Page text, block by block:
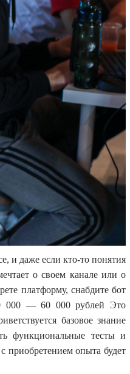
и даже если кто-то понятия
о своем канале или о
платформу, снабдите бот
000 — 60 000 рублей Это
базовое знание
функциональные тесты и
приобретением опыта будет